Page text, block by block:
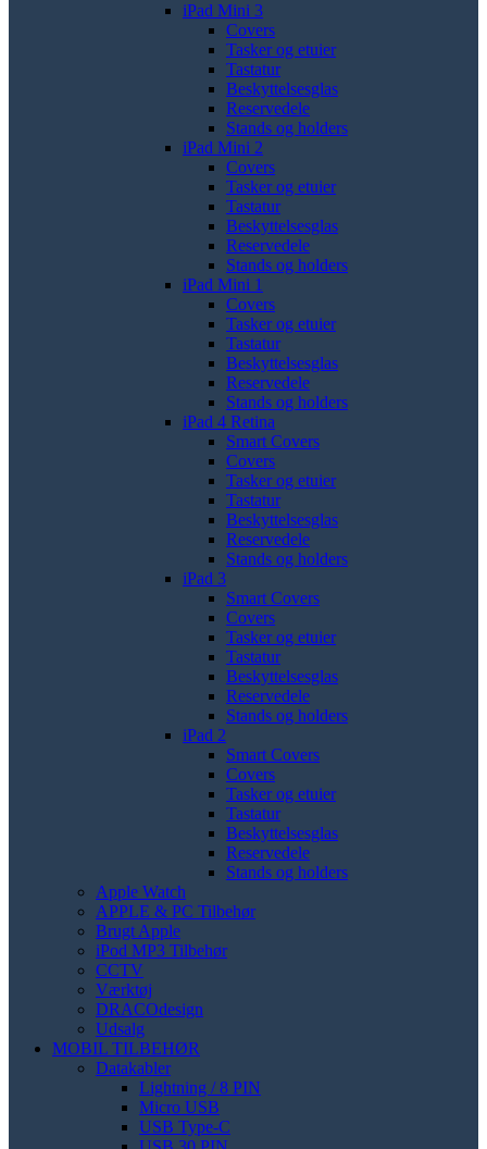
iPad Mini 3
Covers
Tasker og etuier
Tastatur
Beskyttelsesglas
Reservedele
Stands og holders
iPad Mini 2
Covers
Tasker og etuier
Tastatur
Beskyttelsesglas
Reservedele
Stands og holders
iPad Mini 1
Covers
Tasker og etuier
Tastatur
Beskyttelsesglas
Reservedele
Stands og holders
iPad 4 Retina
Smart Covers
Covers
Tasker og etuier
Tastatur
Beskyttelsesglas
Reservedele
Stands og holders
iPad 3
Smart Covers
Covers
Tasker og etuier
Tastatur
Beskyttelsesglas
Reservedele
Stands og holders
iPad 2
Smart Covers
Covers
Tasker og etuier
Tastatur
Beskyttelsesglas
Reservedele
Stands og holders
Apple Watch
APPLE & PC Tilbehør
Brugt Apple
iPod MP3 Tilbehør
CCTV
Værktøj
DRACOdesign
Udsalg
MOBIL TILBEHØR
Datakabler
Lightning / 8 PIN
Micro USB
USB Type-C